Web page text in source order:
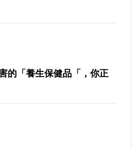
的「養生保健品「，你正